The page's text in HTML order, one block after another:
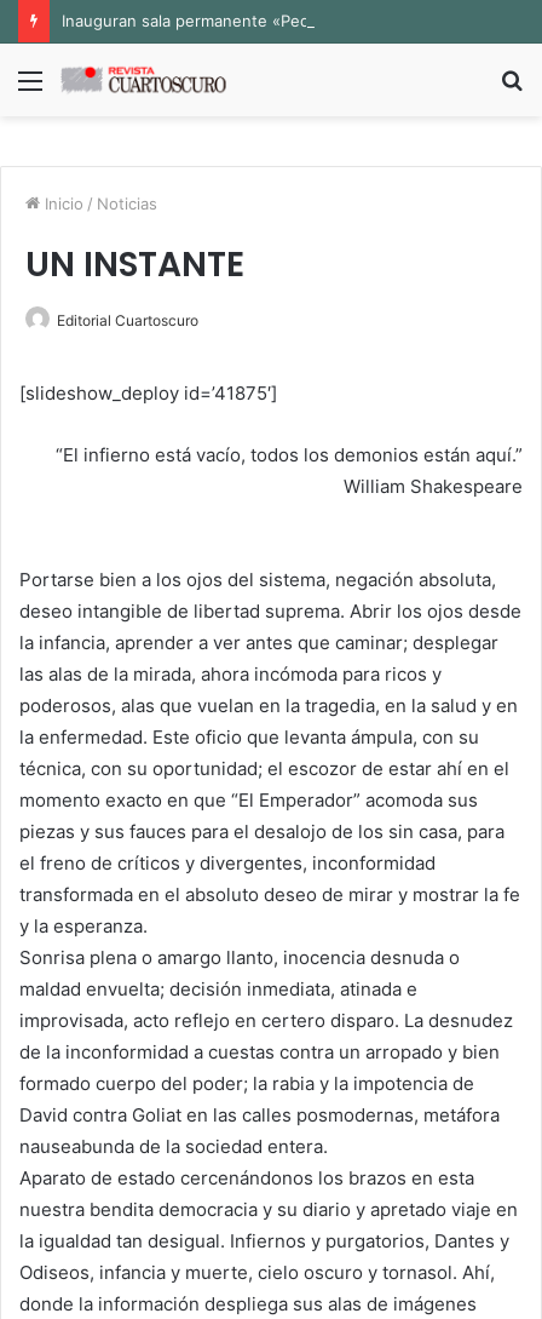
Menú
Inicio / Noticias
UN INSTANTE
Editorial Cuartoscuro
[slideshow_deploy id=’41875′]
“El infierno está vacío, todos los demonios están aquí.”
William Shakespeare
Portarse bien a los ojos del sistema, negación absoluta,
deseo intangible de libertad suprema. Abrir los ojos desde
la infancia, aprender a ver antes que caminar; desplegar
las alas de la mirada, ahora incómoda para ricos y
poderosos, alas que vuelan en la tragedia, en la salud y en
la enfermedad. Este oficio que levanta ámpula, con su
técnica, con su oportunidad; el escozor de estar ahí en el
momento exacto en que “El Emperador” acomoda sus
piezas y sus fauces para el desalojo de los sin casa, para
el freno de críticos y divergentes, inconformidad
transformada en el absoluto deseo de mirar y mostrar la fe
y la esperanza.
Sonrisa plena o amargo llanto, inocencia desnuda o
maldad envuelta; decisión inmediata, atinada e
improvisada, acto reflejo en certero disparo. La desnudez
de la inconformidad a cuestas contra un arropado y bien
formado cuerpo del poder; la rabia y la impotencia de
David contra Goliat en las calles posmodernas, metáfora
nauseabunda de la sociedad entera.
Aparato de estado cercenándonos los brazos en esta
nuestra bendita democracia y su diario y apretado viaje en
la igualdad tan desigual. Infiernos y purgatorios, Dantes y
Odiseos, infancia y muerte, cielo oscuro y tornasol. Ahí,
donde la información despliega sus alas de imágenes